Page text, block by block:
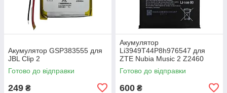
Акумулятор GSP383555 для
JBL Clip 2
Готово до відправки
249 ₴
Акумулятор
Li3949T44P8h976547 для
ZTE Nubia Music 2 Z2460
Готово до відправки
600 ₴